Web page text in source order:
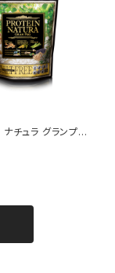
チュラ グランプロ
黒ごまきな粉）